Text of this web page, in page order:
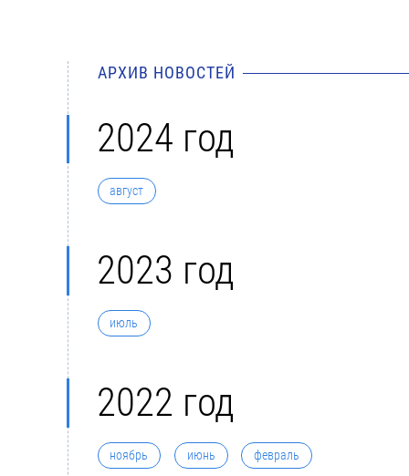
АРХИВ НОВОСТЕЙ
2024 год
август
2023 год
июль
2022 год
ноябрь июнь февраль